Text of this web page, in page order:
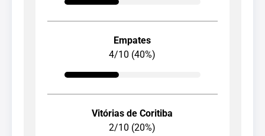
Empates
4/10 (40%)
Vitórias de Coritiba
2/10 (20%)